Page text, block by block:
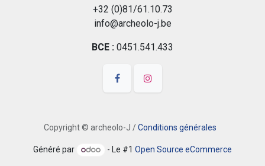
+32 (0)81/61.10.73
info@archeolo-j.be
BCE : 0451.541.433
Copyright © archeolo-J /Conditions générales
Généré par - Le #1 Open Source eCommerce